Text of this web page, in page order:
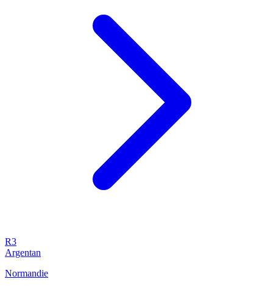
R3
Argentan
Normandie